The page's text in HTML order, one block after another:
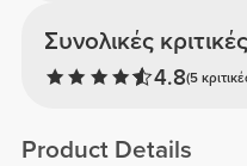
Συνολικές κριτικές
4.8(5
Product Details